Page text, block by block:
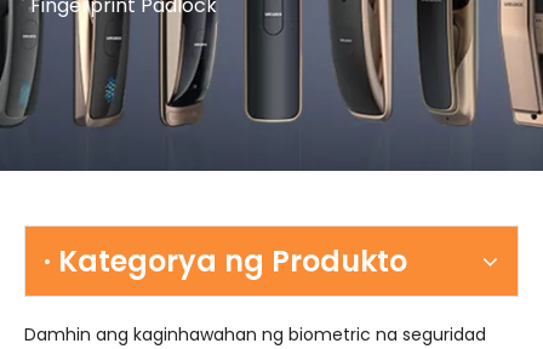
· Kategorya ng Produkto
Damhin ang kaginhawahan ng biometric na seguridad